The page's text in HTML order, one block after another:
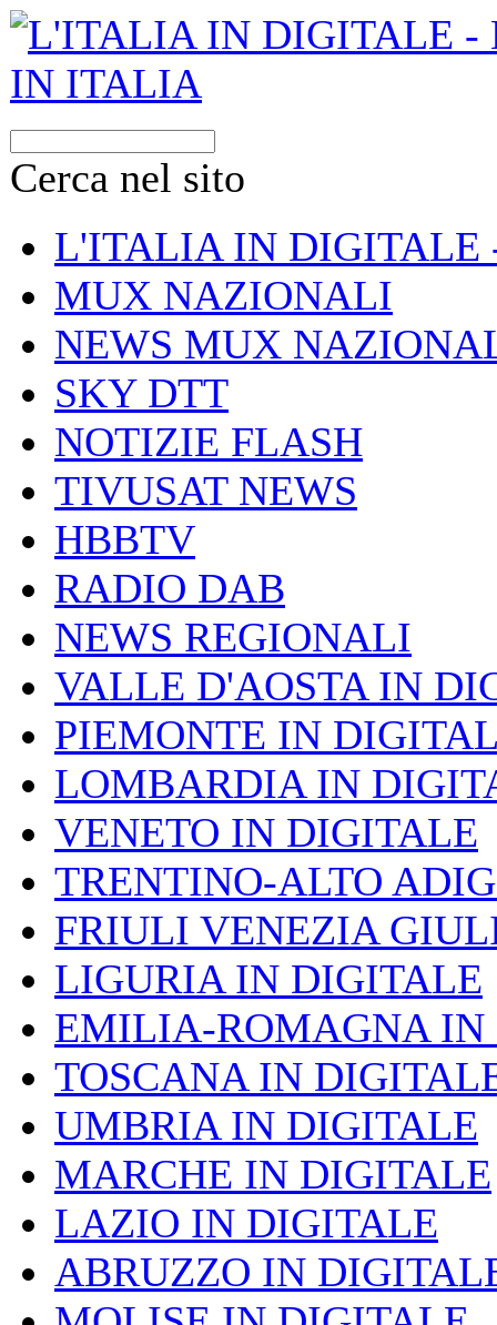
Cerca nel sito
L'ITALIA IN DIGITALE
MUX NAZIONALI
NEWS MUX
SKY DTT
NOTIZIE FLASH
TIVUSAT NEWS
HBBTV
RADIO DAB
NEWS REGIONALI
VALLE D'AOSTA IN
PIEMONTE IN
LOMBARDIA IN
VENETO IN DIGITALE
TRENTINO-ALTO
FRIULI VENEZIA
LIGURIA IN DIGITALE
EMILIA-ROMAGNA IN
TOSCANA IN
UMBRIA IN DIGITALE
MARCHE IN DIGITALE
LAZIO IN DIGITALE
ABRUZZO IN